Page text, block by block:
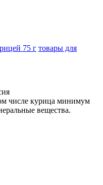
75 г товары для
числе курица минимум
вещества.